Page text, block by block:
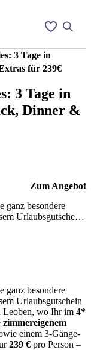
3 Tage in
für 239€
3 Tage in
Dinner &
ganz besondere
Urlaubsgutschein
wo Ihr im 4*
Bier-
Zum Angebot
ganz besondere
Urlaubsgutschein
Leoben, wo Ihr im 4*
zimmereigenem
einem 3-Gänge-
239 € pro Person –